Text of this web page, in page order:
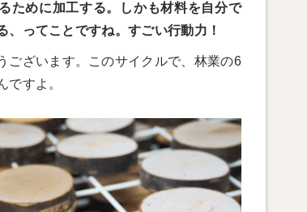
めに加工する。しかも材料を自分で
、ってことですね。すごい行動力！
ございます。このサイクルで、林業の6
ですよ。